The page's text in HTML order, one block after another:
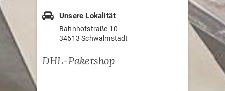
Unsere Lokalität
Bahnhofstraße 10
34613 Schwalmstadt
DHL-Paketshop